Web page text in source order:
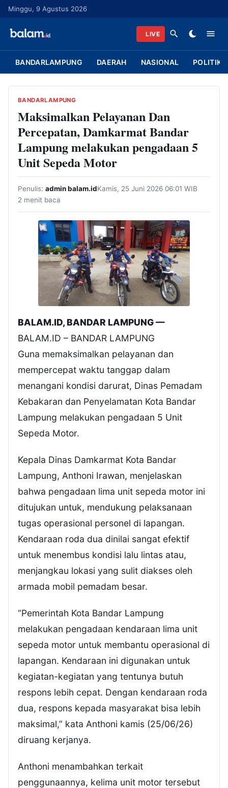
u
Minggu, 9 Agustus 2026
LIVE
BANDARLAMPUNG DAERAH NASIONAL POLITIK
BANDARLAMPUNG
Maksimalkan Pelayanan Dan
Percepatan, Damkarmat Bandar
Lampung melakukan pengadaan 5
Unit Sepeda Motor
Penulis: admin balam.idKamis, 25 Juni 2026 06:01 WIB
2 menit baca
BALAM.ID, BANDAR LAMPUNG —
BALAM.ID – BANDAR LAMPUNG
Guna memaksimalkan pelayanan dan
mempercepat waktu tanggap dalam
menangani kondisi darurat, Dinas Pemadam
Kebakaran dan Penyelamatan Kota Bandar
Lampung melakukan pengadaan 5 Unit
Sepeda Motor.
Kepala Dinas Damkarmat Kota Bandar
Lampung, Anthoni Irawan, menjelaskan
bahwa pengadaan lima unit sepeda motor ini
ditujukan untuk, mendukung pelaksanaan
tugas operasional personel di lapangan.
Kendaraan roda dua dinilai sangat efektif
untuk menembus kondisi lalu lintas atau,
menjangkau lokasi yang sulit diakses oleh
armada mobil pemadam besar.
“Pemerintah Kota Bandar Lampung
melakukan pengadaan kendaraan lima unit
sepeda motor untuk membantu operasional di
lapangan. Kendaraan ini digunakan untuk
kegiatan-kegiatan yang tentunya butuh
respons lebih cepat. Dengan kendaraan roda
dua, respons kepada masyarakat bisa lebih
maksimal,” kata Anthoni kamis (25/06/26)
diruang kerjanya.
Anthoni menambahkan terkait
penggunaannya, kelima unit motor tersebut